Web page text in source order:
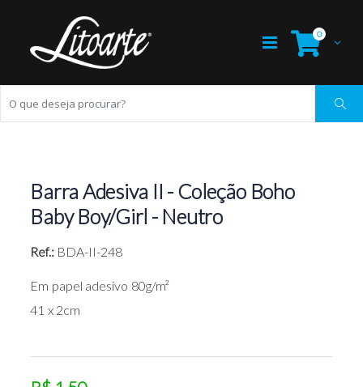
0
Barra Adesiva II - Coleção Boho
Baby Boy/Girl - Neutro
Ref.: BDA-II-248
Em papel adesivo 80g/m²
41 x 2cm